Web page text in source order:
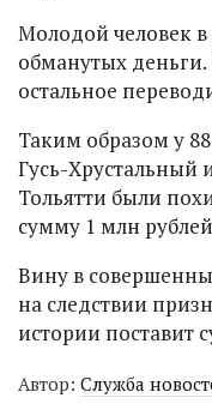
Молодой человек в
обманутых деньги.
остальное
Таким образом у
Гусь-Хрустальный
Тольятти были
сумму 1 млн
Вину в
на следствии
истории поставит
Автор: Служба